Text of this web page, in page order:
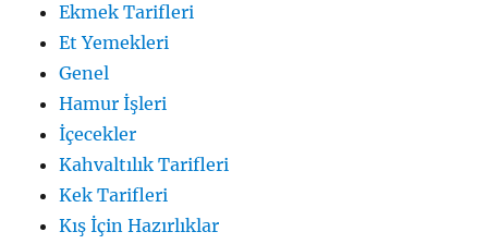
Ekmek Tarifleri
Et Yemekleri
Genel
Hamur İşleri
İçecekler
Kahvaltılık Tarifleri
Kek Tarifleri
Kış İçin Hazırlıklar